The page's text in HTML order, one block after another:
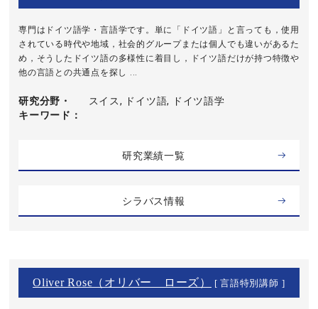
専門はドイツ語学・言語学です。単に「ドイツ語」と言っても，使用
されている時代や地域，社会的グループまたは個人でも違いがあるた
め，そうしたドイツ語の多様性に着目し，ドイツ語だけが持つ特徴や
他の言語との共通点を探し ...
研究分野・
キーワード
スイス, ドイツ語, ドイツ語学
研究業績一覧
シラバス情報
Oliver Rose（オリバー ローズ） [ 言語特別講師 ]